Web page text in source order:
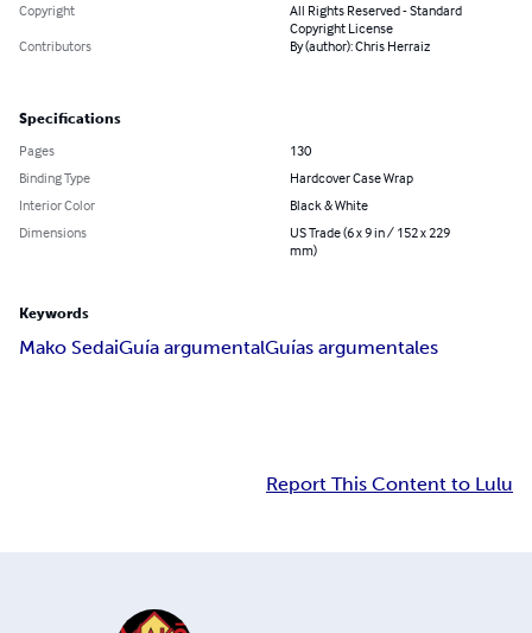
Copyright
All Rights Reserved - Standard
Copyright License
Contributors
By (author): Chris Herraiz
Specifications
Pages
130
Binding Type
Hardcover Case Wrap
Interior Color
Black & White
Dimensions
US Trade (6 x 9 in / 152 x 229
mm)
Keywords
Mako SedaiGuía argumentalGuías argumentales
Report This Content to Lulu